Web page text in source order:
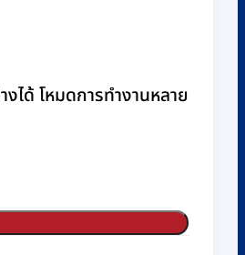
ได้ โหมดการทำงานหลาย